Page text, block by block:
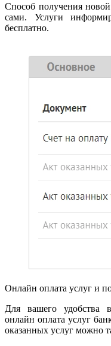
Способ получения
сами. Услуги
бесплатно.
Онлайн оплата услуг и
Для вашего удобства
онлайн оплата услуг
оказанных услуг можно